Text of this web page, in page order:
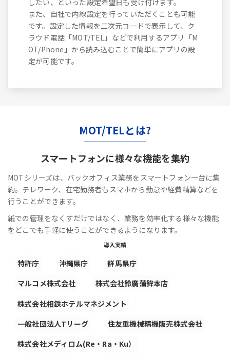
また、自社で内線設定を行っていただくことも可能
です。設定した情報を二次元コードで表示して、ク
ラウド電話「MOT/TEL」などで利用するアプリ「M
OT/Phone」から読み込むことで簡単にアプリの設
定が可能です。
MOT/TELとは?
スマートフォンに様々な機能を集約
MOTシリーズは、バックオフィス業務をスマートフォン一台に集
約。テレワーク、在宅勤務者もスマホから勤怠や経費精算などを
行うことができます。
紙での管理をなくすだけではなく、業務を効率化する様々な機能
をどこでも手軽に使うことができるようになります。
導入実績
特許庁 沖縄県庁
群馬県庁
マルコメ株式会社
株式会社鈴廣蒲鉾本店
株式会社相鉄ホテルマネジメント
一般社団法人Tリーグ
住友重機械精機販売株式会社
株式会社メディロム(Re・Ra・Ku）